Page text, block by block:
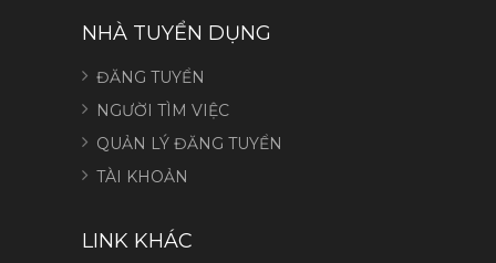
NHÀ TUYỂN DỤNG
ĐĂNG TUYỂN
NGƯỜI TÌM VIỆC
QUẢN LÝ ĐĂNG TUYỂN
TÀI KHOẢN
LINK KHÁC